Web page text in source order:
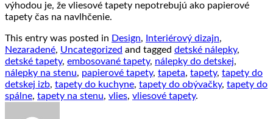
výhodou je, že vliesové tapety nepotrebujú ako papierové
tapety čas na navlhčenie.
This entry was posted in Design, Interiérový dizajn,
Nezaradené, Uncategorized and tagged detské nálepky,
detské tapety, embosované tapety, nálepky do detskej,
nálepky na stenu, papierové tapety, tapeta, tapety, tapety do
detskej izb, tapety do kuchyne, tapety do obývačky, tapety do
spálne, tapety na stenu, vlies, vliesové tapety.